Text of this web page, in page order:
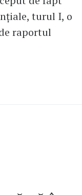
turul I, o
raportul